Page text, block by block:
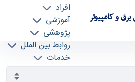
و کامپیوتر
افراد
آموزشی
پژوهشی
روابط بین الملل
خدمات
آرشیو اطلاعیه ها - ece- دانشکده مهندسی برق و